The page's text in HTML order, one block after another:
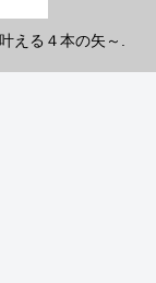
える４本の矢～.